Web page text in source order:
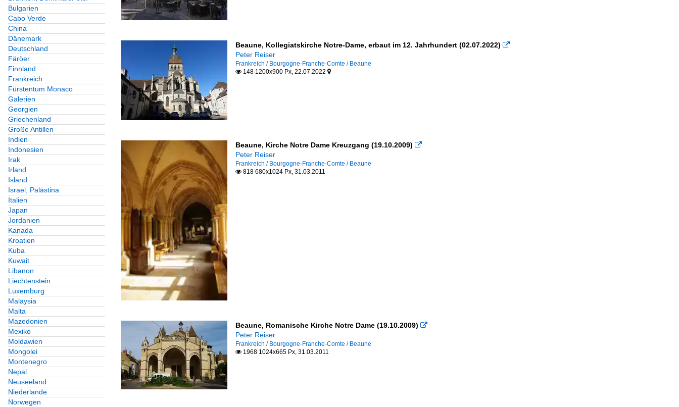
Bulgarien
Cabo Verde
China
Dänemark
Deutschland
Färöer
Finnland
Frankreich
Fürstentum Monaco
Galerien
Georgien
Griechenland
Große Antillen
Indien
Indonesien
Irak
Irland
Island
Israel, Palästina
Italien
Japan
Jordanien
Kanada
Kroatien
Kuba
Kuwait
Libanon
Liechtenstein
Luxemburg
Malaysia
Malta
Mazedonien
Mexiko
Moldawien
Mongolei
Montenegro
Nepal
Neuseeland
Niederlande
Norwegen
Beaune, Kollegiatskirche Notre-Dame, erbaut im 12. Jahrhundert (02.07.2022) 
Peter Reiser
Frankreich / Bourgogne-Franche-Comte / Beaune
148 1200x900 Px, 22.07.2022 
Beaune, Kirche Notre Dame Kreuzgang (19.10.2009) 
Peter Reiser
Frankreich / Bourgogne-Franche-Comte / Beaune
818 680x1024 Px, 31.03.2011
Beaune, Romanische Kirche Notre Dame (19.10.2009) 
Peter Reiser
Frankreich / Bourgogne-Franche-Comte / Beaune
1968 1024x665 Px, 31.03.2011